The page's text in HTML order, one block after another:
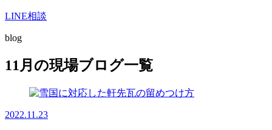
LINE相談
blog
11月の現場ブログ一覧
2022.11.23